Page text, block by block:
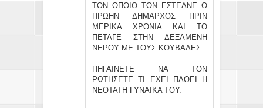
ΤΟΝ ΟΠΟΙΟ ΤΟΝ ΕΣΤΕΛΝΕ Ο
ΠΡΩΗΝ ΔΗΜΑΡΧΟΣ ΠΡΙΝ
ΜΕΡΙΚΑ ΧΡΟΝΙΑ ΚΑΙ ΤΟ
ΠΕΤΑΓΕ ΣΤΗΝ ΔΕΞΑΜΕΝΗ
ΝΕΡΟΥ ΜΕ ΤΟΥΣ ΚΟΥΒΑΔΕΣ
ΠΗΓΑΙΝΕΤΕ ΝΑ ΤΟΝ
ΡΩΤΗΣΕΤΕ ΤΙ ΕΧΕΙ ΠΑΘΕΙ Η
ΝΕΟΤΑΤΗ ΓΥΝΑΙΚΑ ΤΟΥ.